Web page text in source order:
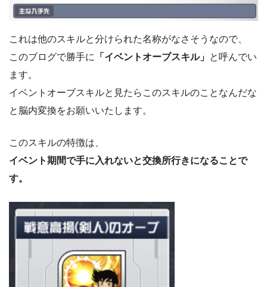
これは他のスキルと分けられた名称がなさそうなので、
このブログで勝手に 「イベントオーブスキル」 と呼んでい
ます。
イベントオーブスキルと見たらこのスキルのことなんだな
と脳内変換をお願いいたします。
このスキルの特徴は、
イベント期間で手に入れないと交換所行きになることで
す。